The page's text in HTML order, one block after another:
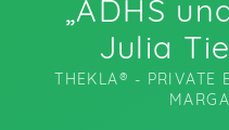
„ADHS
Julia
THEKLA® - PRIVATE